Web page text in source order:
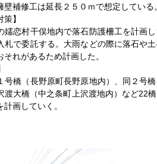
補修工は延長２５０ｍで想定している
】
嬬恋村干俣地内で落石防護柵工を計画
札で委託する。大雨などの際に落石や
れがあるため計画した。
号橋（長野原町長野原地内）、同２号
渡大橋（中之条町上沢渡地内）など22
画していく。